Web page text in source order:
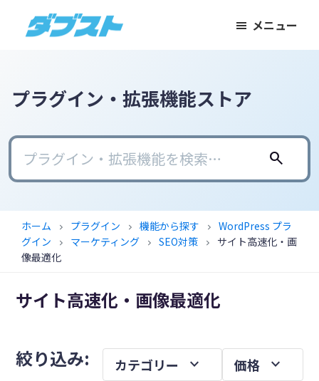
ン
に
バ
に
キ
プ
ト
の
モ
ー
ネ
ス
武
メニュー
プラグイン・拡張機能ストア
search
ホーム chevron_right プラグイン chevron_right 機能から探す chevron_right
WordPress プラ
グイン
chevron_right マーケティング chevron_right SEO対策 chevron_right
サイト高速化・画
像最適化
サイト高速化・画像最適化
メ
絞り込み: 価格 expand_more
カテゴリー expand_more